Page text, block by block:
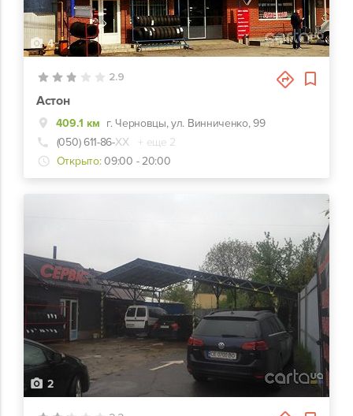
4
2.9
Астон
409.1 км г. Черновцы, ул. Винниченко, 99
(050) 611-86-ХХ
+ еще 2
Открыто: 09:00 - 20:00
2